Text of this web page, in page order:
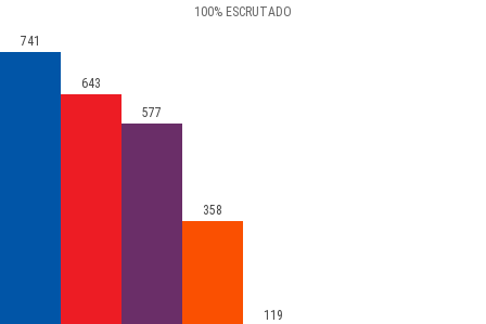
100% ESCRUTADO
741
643
577
358
119